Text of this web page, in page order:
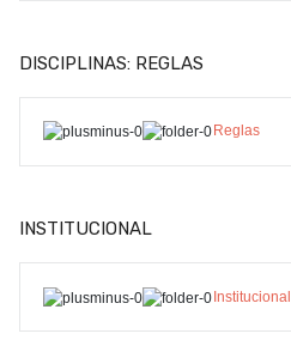
DISCIPLINAS: REGLAS
Reglas
INSTITUCIONAL
Institucional